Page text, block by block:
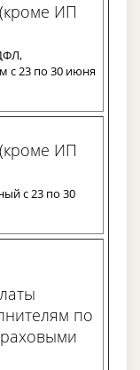
ИП
с 23 по 30 июня
ИП
с 23 по 30
по